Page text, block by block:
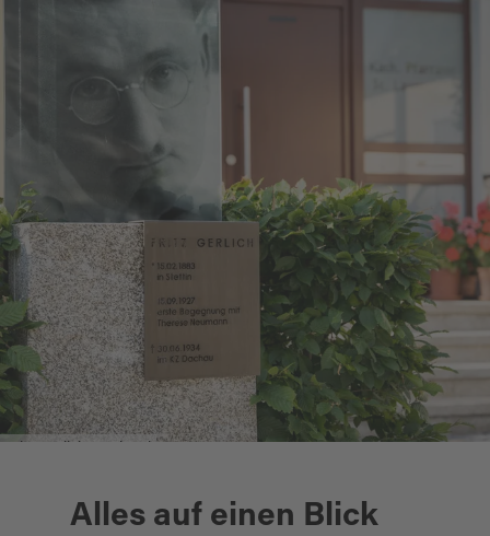
wird mir meine Fehler verzeihen“. Am 2. April
Neumann, der europaweit für großes Aufsehen
sorgte und in 26 Sprachen übersetzt wurde.
Gerlich wollte der Wahrheit auf die Spur
kommen und reiste gleich mehrmals nach
Konnersreuth.
Alles auf einen Blick